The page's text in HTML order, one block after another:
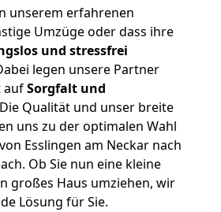
unserem erfahrenen
Umzüge oder dass ihre
und stressfrei
legen unsere Partner
aufSorgfalt und
Die Qualität und unser breite
uns zu der optimalen Wahl
Esslingen am Neckar nach
Ob Sie nun eine kleine
großes Haus umziehen, wir
Lösung für Sie.